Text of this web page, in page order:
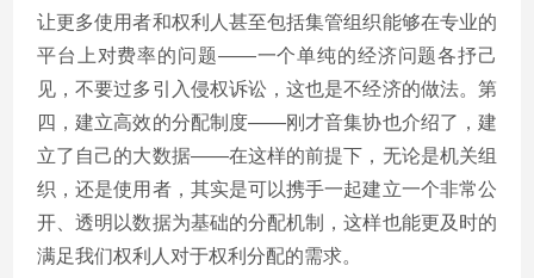
让更多使用者和权利人甚至包括集管组织能够在专业的
平台上对费率的问题——一个单纯的经济问题各抒己
见，不要过多引入侵权诉讼，这也是不经济的做法。第
四，建立高效的分配制度——刚才音集协也介绍了，建
立了自己的大数据——在这样的前提下，无论是机关组
织，还是使用者，其实是可以携手一起建立一个非常公
开、透明以数据为基础的分配机制，这样也能更及时的
满足我们权利人对于权利分配的需求。